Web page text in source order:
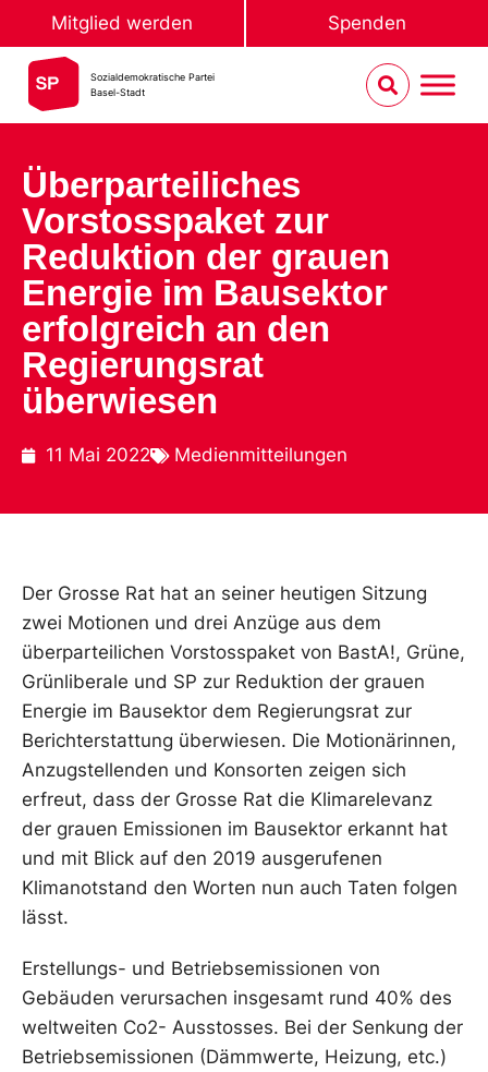
Mitglied werden Spenden
Sozialdemokratische Partei
Basel-Stadt
Überparteiliches
Vorstosspaket zur
Reduktion der grauen
Energie im Bausektor
erfolgreich an den
Regierungsrat
überwiesen
11 Mai 2022 Medienmitteilungen
Der Grosse Rat hat an seiner heutigen Sitzung
zwei Motionen und drei Anzüge aus dem
überparteilichen Vorstosspaket von BastA!, Grüne,
Grünliberale und SP zur Reduktion der grauen
Energie im Bausektor dem Regierungsrat zur
Berichterstattung überwiesen. Die Motionärinnen,
Anzugstellenden und Konsorten zeigen sich
erfreut, dass der Grosse Rat die Klimarelevanz
der grauen Emissionen im Bausektor erkannt hat
und mit Blick auf den 2019 ausgerufenen
Klimanotstand den Worten nun auch Taten folgen
lässt.
Erstellungs- und Betriebsemissionen von
Gebäuden verursachen insgesamt rund 40% des
weltweiten Co2- Ausstosses. Bei der Senkung der
Betriebsemissionen (Dämmwerte, Heizung, etc.)